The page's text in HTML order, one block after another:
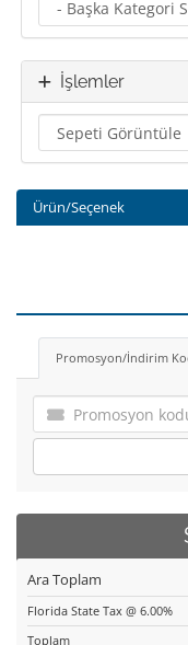
İşlemler
Ürün/Seçenek
Promosyon/İndirim
Ara Toplam
Florida State Tax @ 6.00%
Toplam